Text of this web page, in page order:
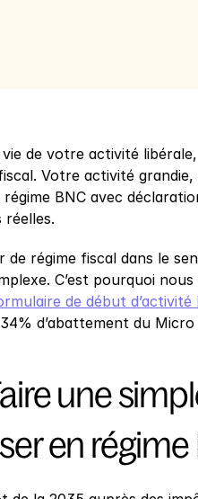
vie de votre activité
Votre activité
régime BNC avec
réelles.
de régime fiscal dans le
C’est pourquoi
de début d’activité
d’abattement du
une
en